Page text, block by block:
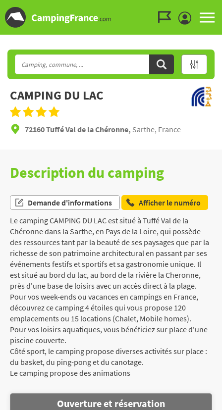
CAMPING DU LAC
72160 Tuffé Val de la Chéronne, Sarthe, France
Description du camping
Demande d'informations
Afficher le numéro
Le camping CAMPING DU LAC est situé à Tuffé Val de la
Chéronne dans la Sarthe, en Pays de la Loire, qui possède
des ressources tant par la beauté de ses paysages que par la
richesse de son patrimoine architectural en passant par ses
événements festifs et sportifs et sa gastronomie unique. Il
est situé au bord du lac, au bord de la rivière la Cheronne,
près d'une base de loisirs avec un accès direct à la plage.
Pour vos week-ends ou vacances en campings en France,
découvrez ce camping 4 étoiles qui vous propose 120
emplacements ou 15 locations (Chalet, Mobile homes).
Pour vos loisirs aquatiques, vous bénéficiez sur place d'une
piscine couverte.
Côté sport, le camping propose diverses activités sur place :
du basket, du ping-pong et du canotage.
Le camping propose des animations
Ouverture et réservation